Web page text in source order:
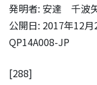
発明者: 安達 千波
公開日: 2017年12月
QP14A008-JP
[288]